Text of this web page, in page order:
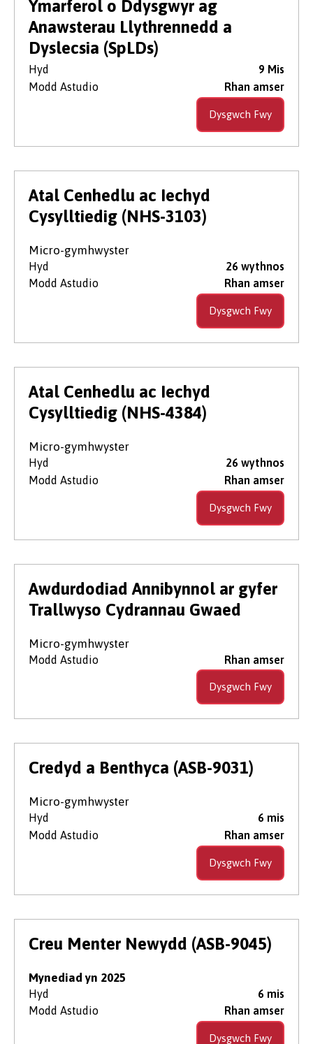
Ymarferol o Ddysgwyr ag
Anawsterau Llythrennedd a
Dyslecsia (SpLDs)
Hyd
9 Mis
Modd Astudio
Rhan amser
Dysgwch Fwy
Atal Cenhedlu ac Iechyd
Cysylltiedig (NHS-3103)
Micro-gymhwyster
Hyd
26 wythnos
Modd Astudio
Rhan amser
Dysgwch Fwy
Atal Cenhedlu ac Iechyd
Cysylltiedig (NHS-4384)
Micro-gymhwyster
Hyd
26 wythnos
Modd Astudio
Rhan amser
Dysgwch Fwy
Awdurdodiad Annibynnol ar gyfer
Trallwyso Cydrannau Gwaed
Micro-gymhwyster
Modd Astudio Rhan amser
Dysgwch Fwy
Credyd a Benthyca (ASB-9031)
Micro-gymhwyster
Hyd
6 mis
Modd Astudio
Rhan amser
Dysgwch Fwy
Creu Menter Newydd (ASB-9045)
Mynediad yn 2025
Hyd
6 mis
Modd Astudio
Rhan amser
Dysgwch Fwy